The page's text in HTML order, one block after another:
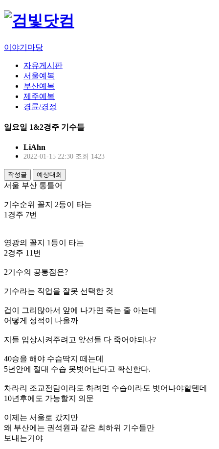
이야기마당
자유게시판
서울예복
부산예복
제주예복
경륜/경정
일요일 1&2경주 기수들
LiAhn
2022-01-15 22:30 조회 1423
작성글 예상대회
서울 부산 통틀어
기수순위 꼴지 2등이 타는
1경주 7번
영광의 꼴지 1등이 타는
2경주 11번
2기수의 공통점은?
기수라는 직업을 잘못 선택한 것
겁이 그리많아서 앞에 나가면 죽는 줄 아는데
어떻게 성적이 나올까
지들 입상시켜주려고 앞선들 다 죽어야되나?
40승을 해야 수습딱지 떼는데
5년안에 절대 수습 못벗어난다고 확신한다.
차라리 조교전담이라도 하려면 수습이라도 벗어나야할텐데
10년후에도 가능할지 의문
이제는 서울로 갔지만
왜 부산에는 권석원과 같은 최하위 기수들만
보내는거야